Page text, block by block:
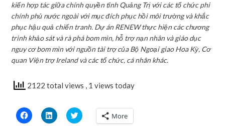
kiến hợp tác giữa chính quyền tỉnh Quảng Trị với các tổ chức phi
chính phủ nước ngoài với mục đích phục hồi môi trường và khắc
phục hậu quả chiến tranh. Dự án RENEW thực hiện các chương
trình khảo sát và rà phá bom mìn, hỗ trợ nạn nhân và giáo dục
nguy cơ bom mìn với nguồn tài trợ của Bộ Ngoại giao Hoa Kỳ, Cơ
quan Viện trợ Ireland và các tổ chức, cá nhân khác.
2122 total views , 1 views today
Click
to
Click
to
Click
to More